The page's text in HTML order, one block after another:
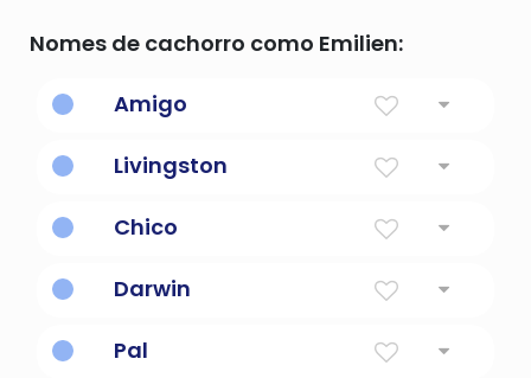
Nomes de cachorro como Emilien:
Amigo
palavra "amar" que significa "amar".
Livingston
Chico
pequeno, menino ou criança.
Darwin
Pal